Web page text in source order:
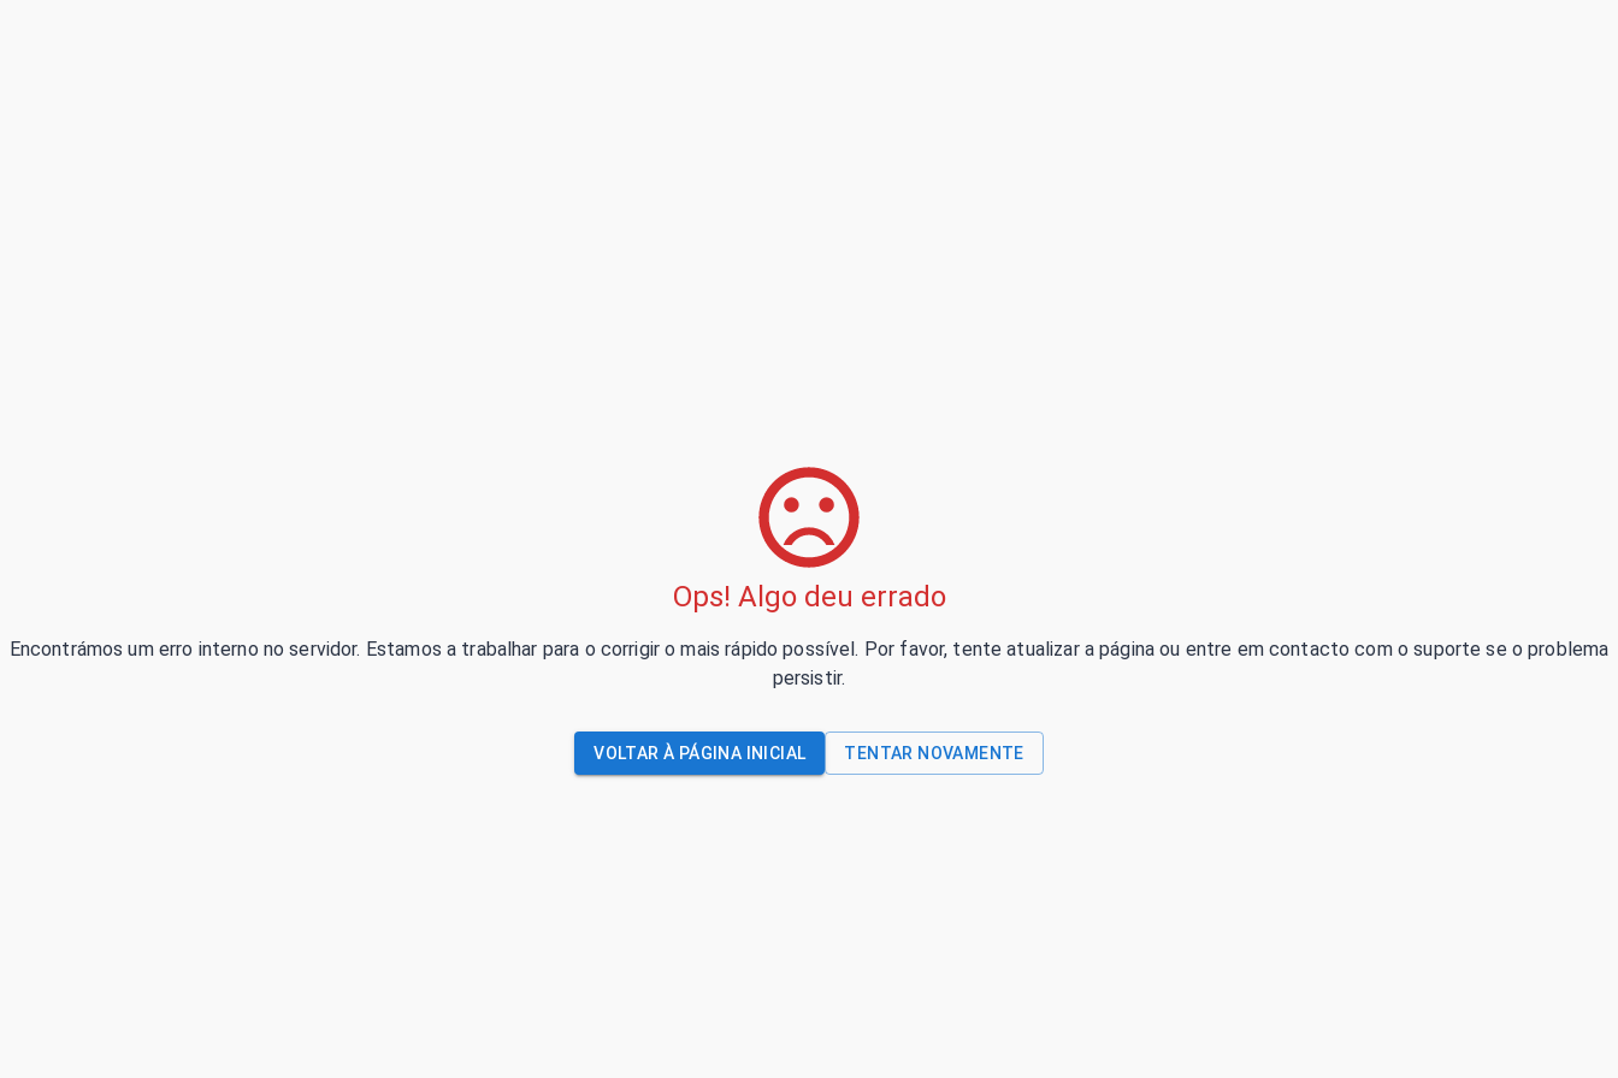
Ops! Algo deu errado
Encontrámos um erro interno no servidor. Estamos a trabalhar para o corrigir o mais rápido possível. Por favor, tente atualizar a página ou entre em contacto com o suporte se o problema
persistir.
VOLTAR À PÁGINA INICIAL TENTAR NOVAMENTE